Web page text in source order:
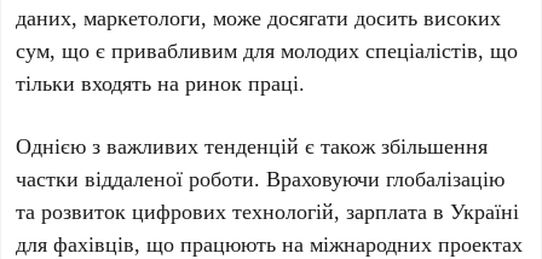
даних, маркетологи, може досягати досить високих
сум, що є привабливим для молодих спеціалістів, що
тільки входять на ринок праці.
Однією з важливих тенденцій є також збільшення
частки віддаленої роботи. Враховуючи глобалізацію
та розвиток цифрових технологій, зарплата в Україні
для фахівців, що працюють на міжнародних проектах